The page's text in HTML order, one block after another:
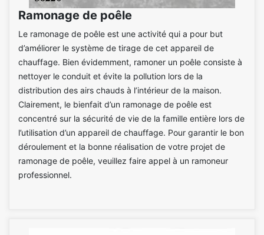
Ramonage de poêle
Le ramonage de poêle est une activité qui a pour but
d’améliorer le système de tirage de cet appareil de
chauffage. Bien évidemment, ramoner un poêle consiste à
nettoyer le conduit et évite la pollution lors de la
distribution des airs chauds à l’intérieur de la maison.
Clairement, le bienfait d’un ramonage de poêle est
concentré sur la sécurité de vie de la famille entière lors de
l’utilisation d’un appareil de chauffage. Pour garantir le bon
déroulement et la bonne réalisation de votre projet de
ramonage de poêle, veuillez faire appel à un ramoneur
professionnel.